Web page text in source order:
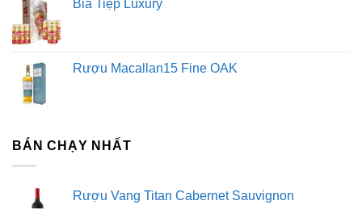
Bia Tiệp Luxury
Rượu Macallan15 Fine OAK
BÁN CHẠY NHẤT
Rượu Vang Titan Cabernet Sauvignon